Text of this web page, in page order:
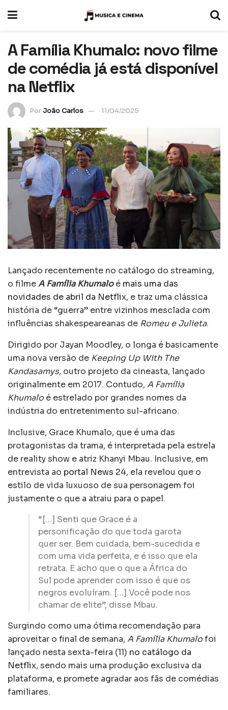
A Família Khumalo: novo filme
de comédia já está disponível
na Netflix
PorJoão Carlos 11/04/2025
Lançado recentemente no catálogo do streaming,
o filmeA Família Khumaloé mais uma das
novidades de abril da Netflix, e traz uma clássica
história de “guerra” entre vizinhos mesclada com
influências shakespeareanas de Romeu e Julieta.
Dirigido por Jayan Moodley, o longa é basicamente
uma nova versão de Keeping Up With The
Kandasamys, outro projeto da cineasta, lançado
originalmente em 2017. Contudo, A Família
Khumaloé estrelado por grandes nomes da
indústria do entretenimento sul-africano.
Inclusive, Grace Khumalo, que é uma das
protagonistas da trama, é interpretada pela estrela
de reality show e atriz Khanyi Mbau. Inclusive, em
entrevista ao portal News 24, ela revelou que o
estilo de vida luxuoso de sua personagem foi
justamente o que a atraiu para o papel.
“[…] Senti que Grace é a
personificação do que toda garota
quer ser. Bem cuidada, bem-sucedida e
com uma vida perfeita, e é isso que ela
retrata. E acho que o que a África do
Sul pode aprender com isso é que os
negros evoluíram. […] Você pode nos
chamar de elite”, disse Mbau.
Surgindo como uma ótima recomendação para
aproveitar o final de semana, A Família Khumalofoi
lançado nesta sexta-feira (11) no catálogo da
Netflix, sendo mais uma produção exclusiva da
plataforma, e promete agradar aos fãs de comédias
familiares.